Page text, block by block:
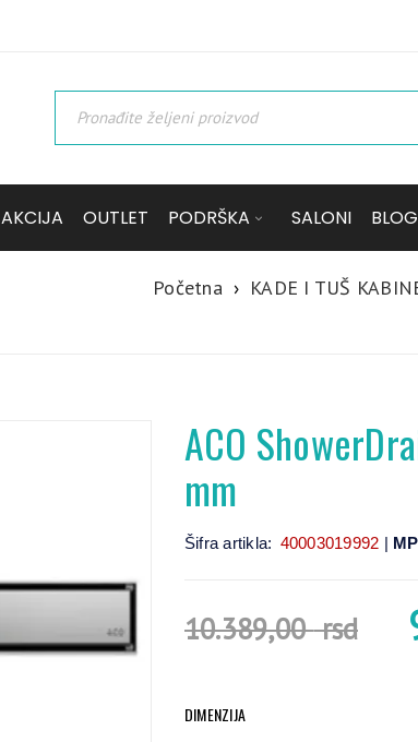
AKCIJA OUTLET PODRŠKA SALONI BLOG
Početna › KADE I TUŠ
ACO
mm
Šifra artikla: 40003019992 |
10.389,00rsd
DIMENZIJA